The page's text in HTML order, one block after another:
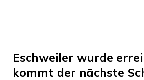
Eschweiler wurde
kommt der nächste